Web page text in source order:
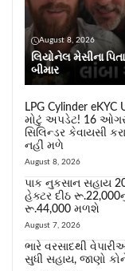
August 8, 2026
લિયોનેલ મેસીના
બીમાર
LPG Cylinder
મોટું અપડેટ! 16
સિલિન્ડર કેવાયસી
નહીં મળે
August 8, 2026
પાક નુકસાન સહાય
હેક્ટર દીઠ
રૂ.44,000 મળશે
August 7, 2026
ભારે વરસાદથી
સુધી સહાય, જાણો